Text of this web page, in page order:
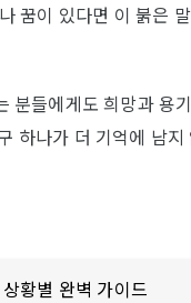
꿈이 있다면 이 붉은
분들에게도 희망과 용
하나가 더 기억에 남지
황별 완벽 가이드